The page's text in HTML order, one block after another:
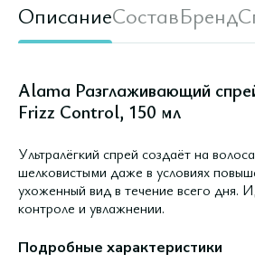
ОписаниеСоставБренд
Alama Разглаживающий
Frizz Control, 150 мл
Ультралёгкий спрей создаёт на
шелковистыми даже в условиях
ухоженный вид в течение всего дня.
контроле и увлажнении.
Подробные характеристики